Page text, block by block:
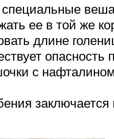
ее в той же
длине
с
заключается